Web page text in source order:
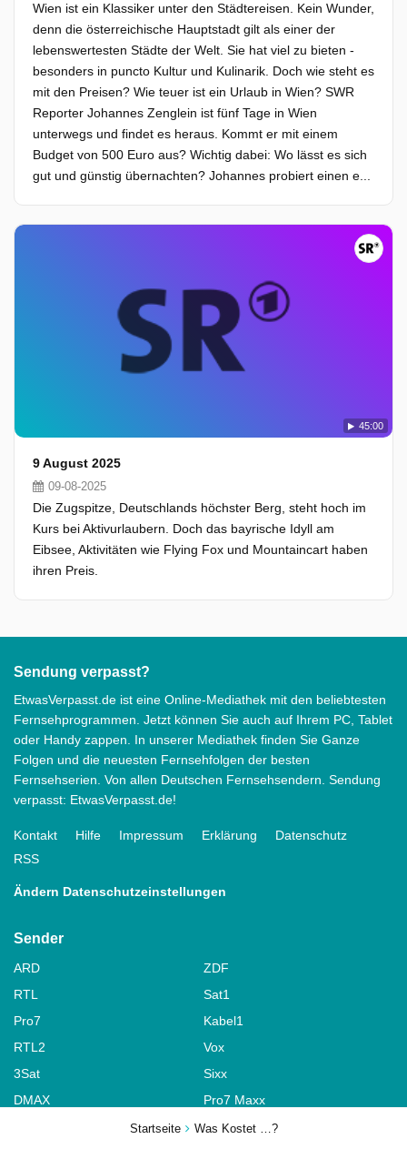
Startseite Was Kostet …?
Wien ist ein Klassiker unter den Städtereisen. Kein Wunder,
denn die österreichische Hauptstadt gilt als einer der
lebenswertesten Städte der Welt. Sie hat viel zu bieten -
besonders in puncto Kultur und Kulinarik. Doch wie steht es
mit den Preisen? Wie teuer ist ein Urlaub in Wien? SWR
Reporter Johannes Zenglein ist fünf Tage in Wien
unterwegs und findet es heraus. Kommt er mit einem
Budget von 500 Euro aus? Wichtig dabei: Wo lässt es sich
gut und günstig übernachten? Johannes probiert einen e...
45:00
9 August 2025
09-08-2025
Die Zugspitze, Deutschlands höchster Berg, steht hoch im
Kurs bei Aktivurlaubern. Doch das bayrische Idyll am
Eibsee, Aktivitäten wie Flying Fox und Mountaincart haben
ihren Preis.
Sendung verpasst?
EtwasVerpasst.de ist eine Online-Mediathek mit den beliebtesten
Fernsehprogrammen. Jetzt können Sie auch auf Ihrem PC, Tablet
oder Handy zappen. In unserer Mediathek finden Sie Ganze
Folgen und die neuesten Fernsehfolgen der besten
Fernsehserien. Von allen Deutschen Fernsehsendern. Sendung
verpasst: EtwasVerpasst.de!
Kontakt Hilfe Impressum Erklärung
Datenschutz
RSS
Ändern Datenschutzeinstellungen
Sender
ARD
ZDF
RTL
Sat1
Pro7
Kabel1
RTL2
Vox
3Sat
Sixx
DMAX
Pro7 Maxx
ZDFinfo